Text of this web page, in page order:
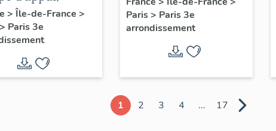
de la maison
cochère (non
> Île-de-France >
> Paris 3e
à porte cochère dite
hôtel de Bence (non
Paris> Paris 3e
arrondissement
1 2 3 4 ... 17